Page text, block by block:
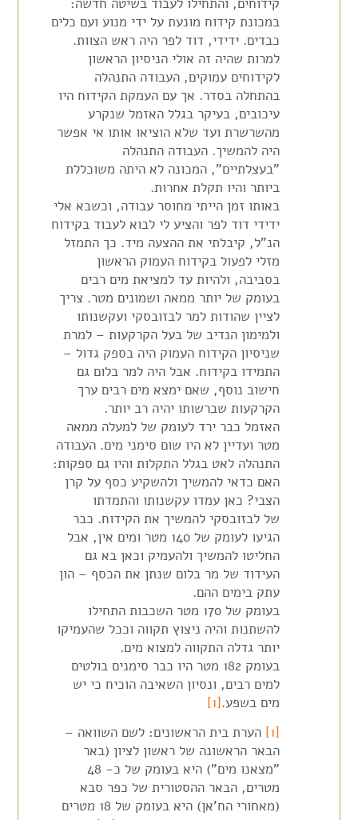
במכונת קידוח מונעת על ידי מנוע ועם כלים
כבדים. ידידי, דוד לפר היה ראש הצוות.
למרות שהיה זה אולי הניסיון הראשון
לקידוחים עמוקים, העבודה התנהלה
בהתחלה בסדר. אך עם העמקת הקידוח היו
עיכובים, בעיקר בגלל האזמל שנקרע
מהשרשרת ועד שלא הוציאו אותו אי אפשר
היה להמשיך. העבודה התנהלה
"בעצלתיים", המכונה לאהיתה משוכללת
ביותר והיו תקלת אחרות.
באותו זמן הייתי מחוסר עבודה, וכשבא אלי
ידידי דוד לפר והציע לי לבוא לעבוד בקידוח
הנ"ל, קיבלתי את ההצעה מיד. כך התמזל
מזלי לפעול בקידוח העמוק הראשון
בסביבה, ולהיות עד למציאת מים רבים
בעומק של יותר ממאה ושמונים מטר. צריך
לציין שהודות למרלבזובסקי ועקשנותו
ולמימון הנדיב של בעל הקרקעות – למרת
שניסיון הקידוח העמוק היה בספק גדול –
התמידו בקידוח. אבל היה למר בלום גם
חישוב נוסף, שאם ימצא מים רבים ערך
הקרקעות שברשותו יהיה רב יותר.
האזמל כבר ירד לעומק של למעלה ממאה
מטר ועדיין לא היו שום סימני מים. העבודה
התנהלה לאט בגלל התקלות והיו גם ספקות:
האם כדאי להמשיך ולהשקיע כסף על קרן
הצבי? כאן עמדו עקשנותו והתמדתו
של לבזובסקי להמשיך את הקידוח. כבר
הגיעו לעומק של140 מטר ומים אין, אבל
החליטו להמשיך ולהעמיק וכאן בא גם
העידוד של מר בלום שנתן את הכסף – הון
עתק בימים ההם.
בעומק של 170 מטר השכבות התחילו
להשתנות והיה ניצוץ תקווה וככל שהעמיקו
יותר גדלה התקווה למצוא מים.
בעומק 182 מטר היו כבר סימנים בולטים
למים רבים, ונסיון השאיבה הוכיח כי יש
מים בשפע.[1]
[1]
הערת בית הראשונים: לשם השוואה –
הבאר הראשונה של ראשון לציון (באר
"מצאנו מים") היא בעומק של כ- 48
מטרים, הבאר ההסטורית של כפר סבא
(מאחורי הח'אן) היא בעומק של 18 מטרים